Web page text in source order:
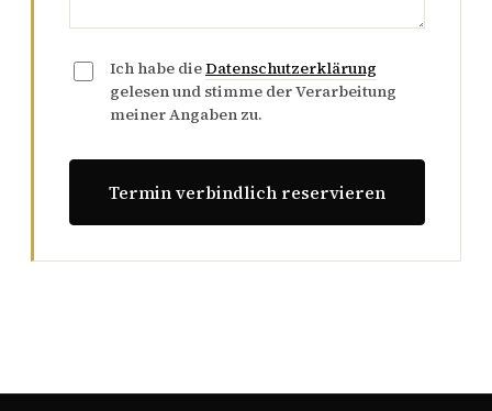
Ich habe dieDatenschutzerklärung
gelesen und stimme der Verarbeitung
meiner Angaben zu.
Termin verbindlich reservieren